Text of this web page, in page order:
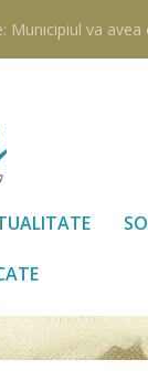
Municipiul va